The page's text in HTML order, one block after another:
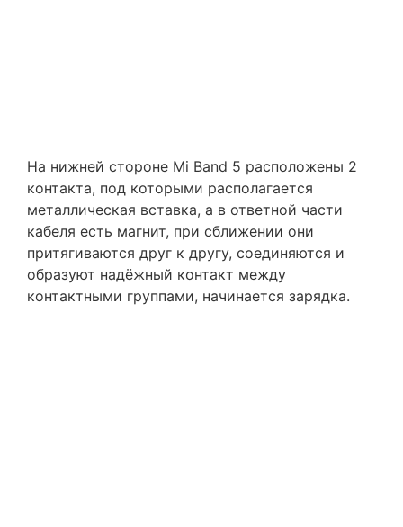
На нижней стороне Mi Band 5 расположены 2
контакта, под которыми располагается
металлическая вставка, а в ответной части
кабеля есть магнит, при сближении они
притягиваются друг к другу, соединяются и
образуют надёжный контакт между
контактными группами, начинается зарядка.